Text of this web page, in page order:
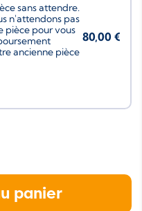
sans attendre.
n'attendons pas
pièce pour vous
ancienne pièce
80,00 €
panier